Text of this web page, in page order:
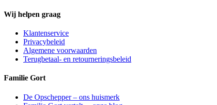
Wij helpen graag
Klantenservice
Privacybeleid
Algemene voorwaarden
Terugbetaal- en retourneringsbeleid
Familie Gort
De Opschepper – ons huismerk